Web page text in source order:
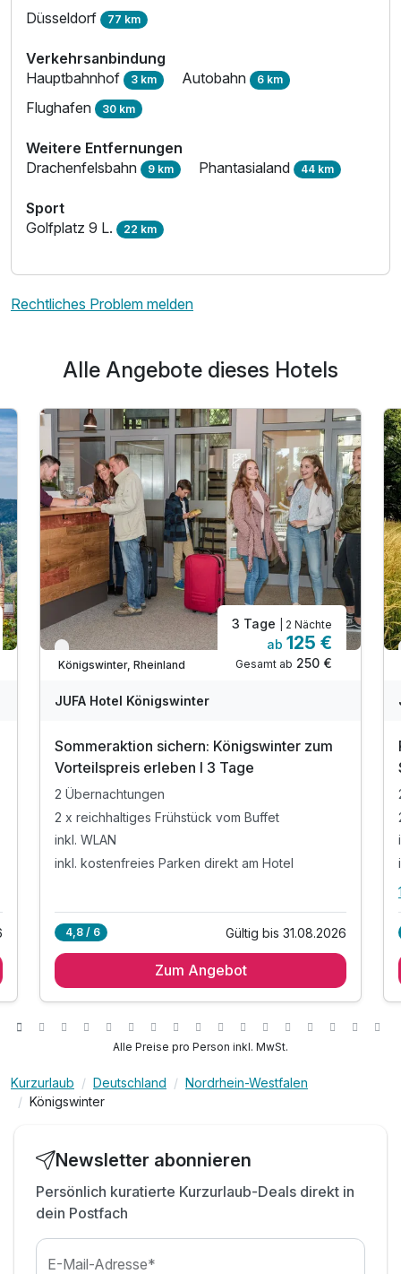
Ausstattung
Für 7 Tage
Düsseldorf 77 km
Verkehrsanbindung
Hauptbahnhof 3 km Autobahn 6 km
Flughafen 30 km
Weitere Entfernungen
Drachenfelsbahn 9 km Phantasialand 44 km
Sport
Golfplatz 9 L. 22 km
Rechtliches Problem melden
Alle Angebote dieses Hotels
Nur noch bis August
Königswinter, Rheinland
3 Tage | 2 Nächte
ab 125 €
Gesamt ab 250 €
JUFA Hotel Königswinter
Sommeraktion sichern: Königswinter zum
Vorteilspreis erleben I 3 Tage
2 Übernachtungen
2 x reichhaltiges Frühstück vom Buffet
inkl. WLAN
inkl. kostenfreies Parken direkt am Hotel
4,8 / 6 Gültig bis 31.08.2026
Zum Angebot
Alle Preise pro Person inkl. MwSt.
Kurzurlaub Deutschland
Nordrhein-Westfalen
Königswinter
Newsletter abonnieren
Persönlich kuratierte Kurzurlaub-Deals direkt in
dein Postfach
E-Mail-Adresse*